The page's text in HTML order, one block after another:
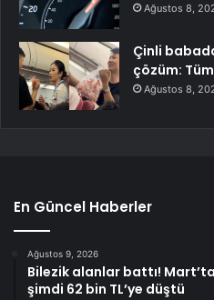
Ağustos 8,
Çinli
çözüm:
Ağustos 8,
En Güncel Haberler
Ağustos 9, 2026
Bilezik alanlar battı!
şimdi 62 bin TL’ye düştü